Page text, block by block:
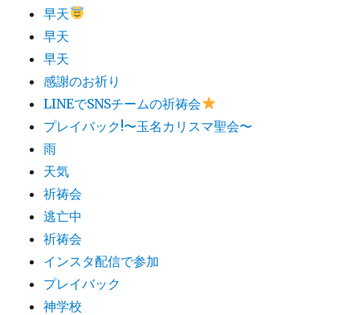
早天
早天
早天
感謝のお祈り
LINEでSNSチームの祈祷会​
プレイバック!〜玉名カリスマ聖会〜
雨
天気
祈祷会
逃亡中
祈祷会
インスタ配信で参加
プレイバック
神学校